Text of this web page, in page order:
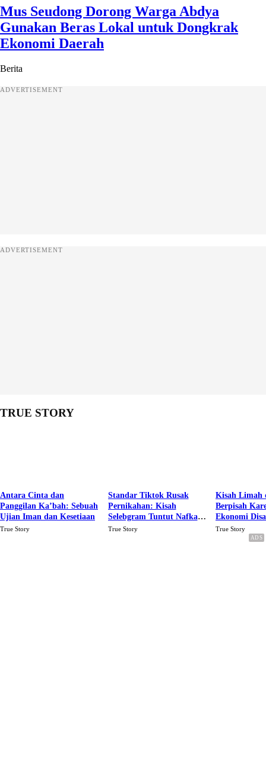
Mus Seudong Dorong Warga Abdya
Gunakan Beras Lokal untuk Dongkrak
Ekonomi Daerah
Berita
ADVERTISEMENT
ADVERTISEMENT
TRUE STORY
Antara Cinta dan
Panggilan Ka’bah: Sebuah
Ujian Iman dan Kesetiaan
True Story
Standar Tiktok Rusak
Pernikahan: Kisah
Selebgram Tuntut Nafkah
Rp.15 Juta Perbulan
True Story
Kisah Limah
Berpisah
Ekonomi
Karena Cinta
True Story